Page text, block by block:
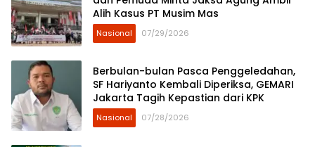
Alih Kasus PT Musim Mas
Nasional 07/29/2026
Berbulan-bulan Pasca Penggeledahan,
SF Hariyanto Kembali Diperiksa, GEMARI
Jakarta Tagih Kepastian dari KPK
Nasional 07/28/2026